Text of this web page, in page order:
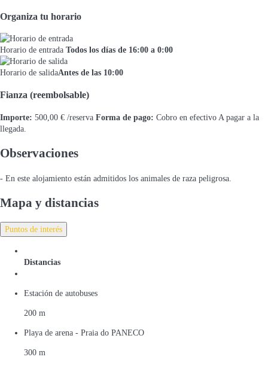
Organiza tu horario
Horario de entrada Todos los días de 16:00 a 0:00
Horario de salidaAntes de las 10:00
Fianza (reembolsable)
Importe: 500,00 € /reserva Forma de pago: Cobro en efectivo A pagar a la
llegada.
Observaciones
- En este alojamiento están admitidos los animales de raza peligrosa.
Mapa y distancias
Puntos de interés
Distancias
Estación de autobuses
200 m
Playa de arena - Praia do PANECO
300 m